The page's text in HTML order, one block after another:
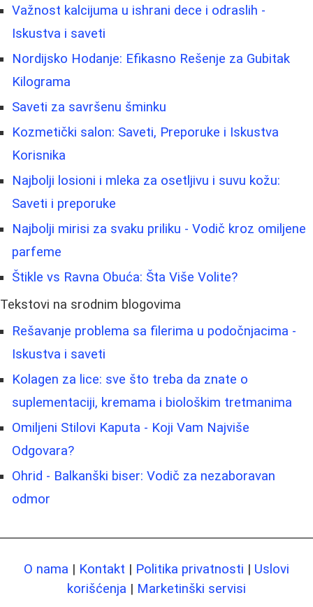
Važnost kalcijuma u ishrani dece i odraslih -
Iskustva i saveti
Nordijsko Hodanje: Efikasno Rešenje za Gubitak
Kilograma
Saveti za savršenu šminku
Kozmetički salon: Saveti, Preporuke i Iskustva
Korisnika
Najbolji losioni i mleka za osetljivu i suvu kožu:
Saveti i preporuke
Najbolji mirisi za svaku priliku - Vodič kroz omiljene
parfeme
Štikle vs Ravna Obuća: Šta Više Volite?
Tekstovi na srodnim blogovima
Rešavanje problema sa filerima u podočnjacima -
Iskustva i saveti
Kolagen za lice: sve što treba da znate o
suplementaciji, kremama i biološkim tretmanima
Omiljeni Stilovi Kaputa - Koji Vam Najviše
Odgovara?
Ohrid - Balkanški biser: Vodič za nezaboravan
odmor
O nama | Kontakt | Politika privatnosti | Uslovi
korišćenja | Marketinški servisi